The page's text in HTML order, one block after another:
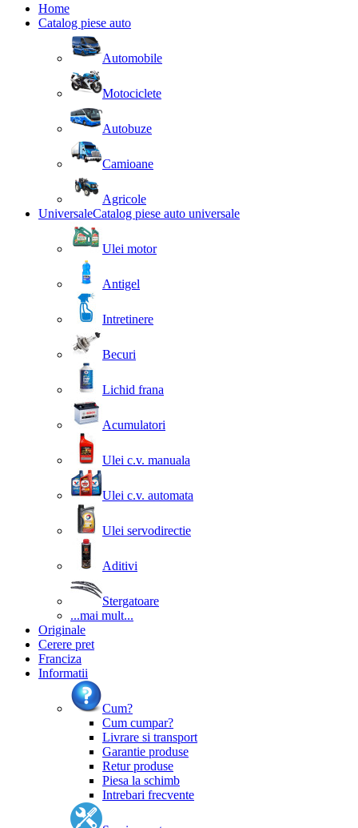
Home
Catalog piese auto
Automobile
Motociclete
Autobuze
Camioane
Agricole
UniversaleCatalog piese auto universale
Ulei motor
Antigel
Intretinere
Becuri
Lichid frana
Acumulatori
Ulei c.v. manuala
Ulei c.v. automata
Ulei servodirectie
Aditivi
Stergatoare
...mai mult...
Originale
Cerere pret
Franciza
Informatii
Cum?
Cum cumpar?
Livrare si transport
Garantie produse
Retur produse
Piesa la schimb
Intrebari frecvente